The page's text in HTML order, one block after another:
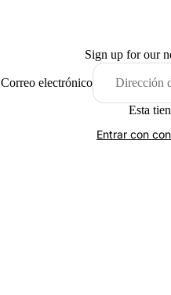
Sign up for our
Correo electrónico
Esta
Entrar con